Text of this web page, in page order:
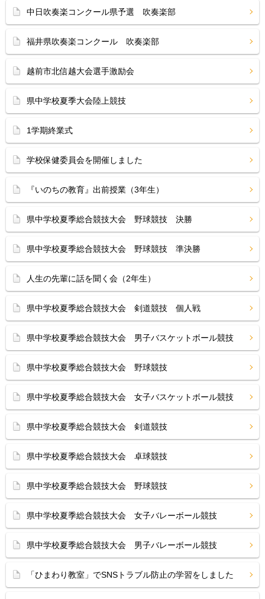
中日吹奏楽コンクール県予選 吹奏楽部
福井県吹奏楽コンクール 吹奏楽部
越前市北信越大会選手激励会
県中学校夏季大会陸上競技
1学期終業式
学校保健委員会を開催しました
『いのちの教育』出前授業（3年生）
県中学校夏季総合競技大会 野球競技 決勝
県中学校夏季総合競技大会 野球競技 準決勝
人生の先輩に話を聞く会（2年生）
県中学校夏季総合競技大会 剣道競技 個人戦
県中学校夏季総合競技大会 男子バスケットボール競技
県中学校夏季総合競技大会 野球競技
県中学校夏季総合競技大会 女子バスケットボール競技
県中学校夏季総合競技大会 剣道競技
県中学校夏季総合競技大会 卓球競技
県中学校夏季総合競技大会 野球競技
県中学校夏季総合競技大会 女子バレーボール競技
県中学校夏季総合競技大会 男子バレーボール競技
「ひまわり教室」でSNSトラブル防止の学習をしました